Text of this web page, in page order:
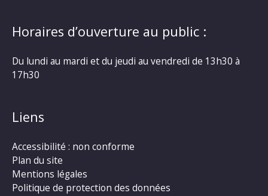
Horaires d’ouverture au public :
Du lundi au mardi et du jeudi au vendredi de 13h30 à
17h30
Liens
Accessibilité : non conforme
Plan du site
Mentions légales
Politique de protection des données